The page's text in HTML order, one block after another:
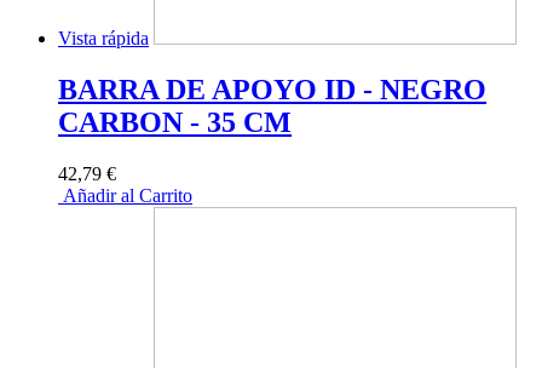
Vista rápida
BARRA DE APOYO ID - NEGRO
CARBON - 35 CM
42,79 €
Añadir al Carrito